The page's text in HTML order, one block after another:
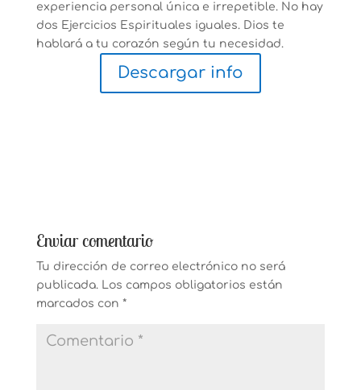
experiencia personal única e irrepetible. No hay
dos Ejercicios Espirituales iguales. Dios te
hablará a tu corazón según tu necesidad.
Descargar info
Enviar comentario
Tu dirección de correo electrónico no será
publicada. Los campos obligatorios están
marcados con *